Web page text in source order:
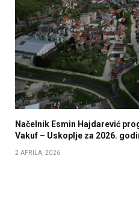
Načelnik Esmin Hajdarević
Vakuf – Uskoplje za 2026.
2 APRILA, 2026